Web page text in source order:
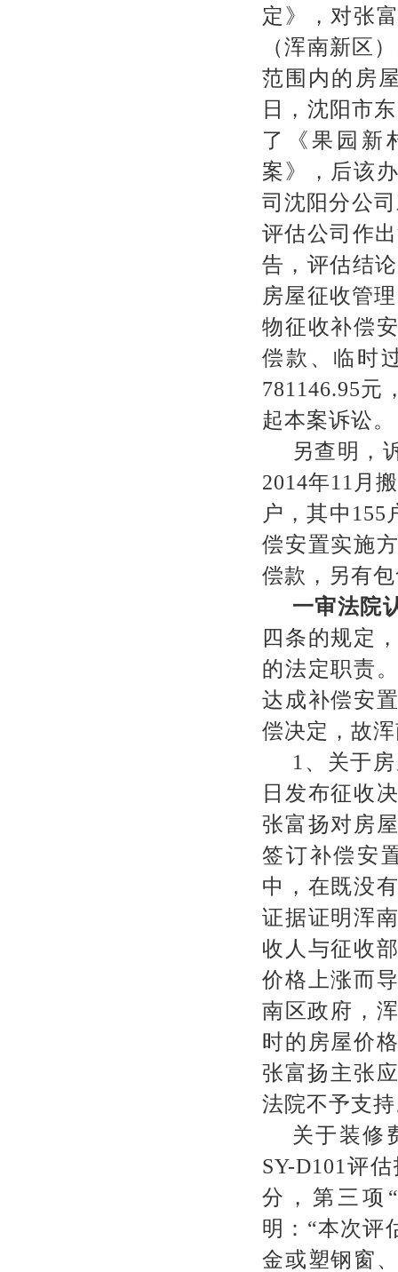
定》，对张
（浑南新区
范围内的房
日，沈阳市
了《果园新
案》，后该
司沈阳分公
评估公司作
告，评估结
房屋征收管
物征收补偿
偿款、临时
781146.95元
起本案诉讼。
另查明，
2014年11 月
户，其中 155
偿安置实施
偿款，另有
一审法院
四条的规定
的法定职责
达成补偿安
偿决定，故
1 、关于
日发布征收
张富扬对房
签订补偿安
中，在既没
证据证明浑
收人与征收
价格上涨而
南区政府，
时的房屋价
张富扬主张
法院不予支
关于装修
SY-D101 评
分，第三项 “
明： “本次评
金或塑钢窗